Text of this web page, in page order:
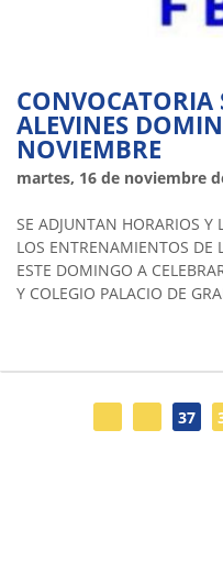
CONVOCATORIA
ALEVINES
NOVIEMBRE
martes, 16 de noviembre
SE ADJUNTAN HORARIOS Y
LOS ENTRENAMIENTOS DE
ESTE DOMINGO A
Y COLEGIO PALACIO DE
37